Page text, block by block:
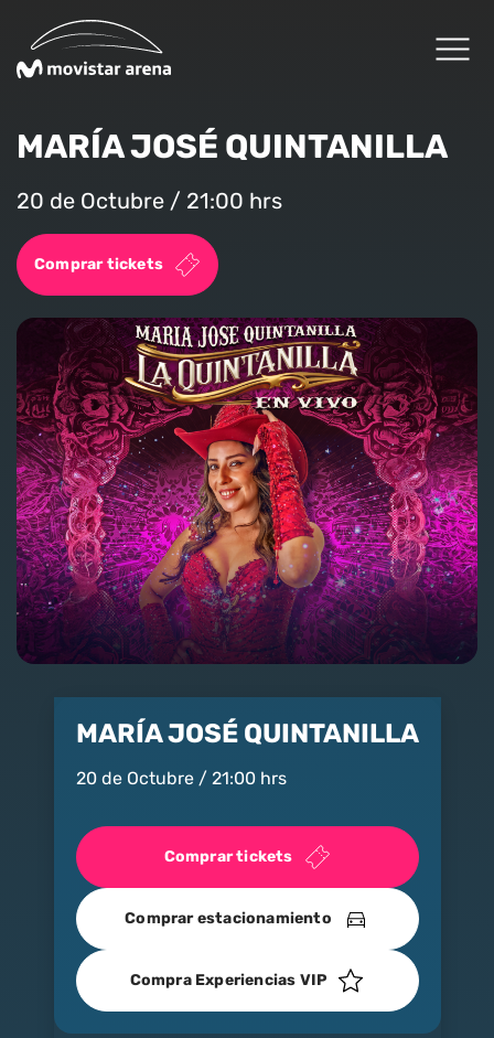
Cartelera
Arena Fans
Arena News
Experiencias Premium
Reservas
Nosotros
Contacto
Club Movistar
MARÍA JOSÉ QUINTANILLA
20 de Octubre / 21:00 hrs
Comprar tickets
MARÍA JOSÉ QUINTANILLA
20 de Octubre / 21:00 hrs
Comprar tickets
Comprar estacionamiento
Compra Experiencias VIP